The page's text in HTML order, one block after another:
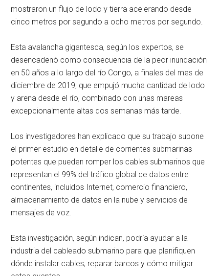
mostraron un flujo de lodo y tierra acelerando desde
cinco metros por segundo a ocho metros por segundo.
Esta avalancha gigantesca, según los expertos, se
desencadenó como consecuencia de la peor inundación
en 50 años a lo largo del río Congo, a finales del mes de
diciembre de 2019, que empujó mucha cantidad de lodo
y arena desde el río, combinado con unas mareas
excepcionalmente altas dos semanas más tarde.
Los investigadores han explicado que su trabajo supone
el primer estudio en detalle de corrientes submarinas
potentes que pueden romper los cables submarinos que
representan el 99% del tráfico global de datos entre
continentes, incluidos Internet, comercio financiero,
almacenamiento de datos en la nube y servicios de
mensajes de voz.
Esta investigación, según indican, podría ayudar a la
industria del cableado submarino para que planifiquen
dónde instalar cables, reparar barcos y cómo mitigar